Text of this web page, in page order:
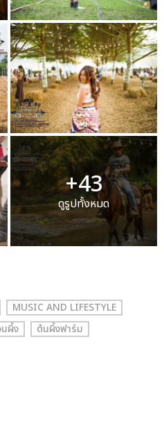
+43
ดูรูปทั้งหมด
MUSIC AND LIFESTYLE
ผึ้ง ต้นผึ้งฟาร์ม